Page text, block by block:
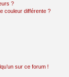
?
couleur différente ?
sur ce forum !